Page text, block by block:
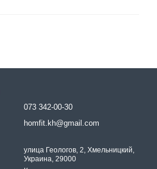
073 342-00-30
homfit.kh@gmail.com
улица Геологов, 2, Хмельницкий,
Украина, 29000